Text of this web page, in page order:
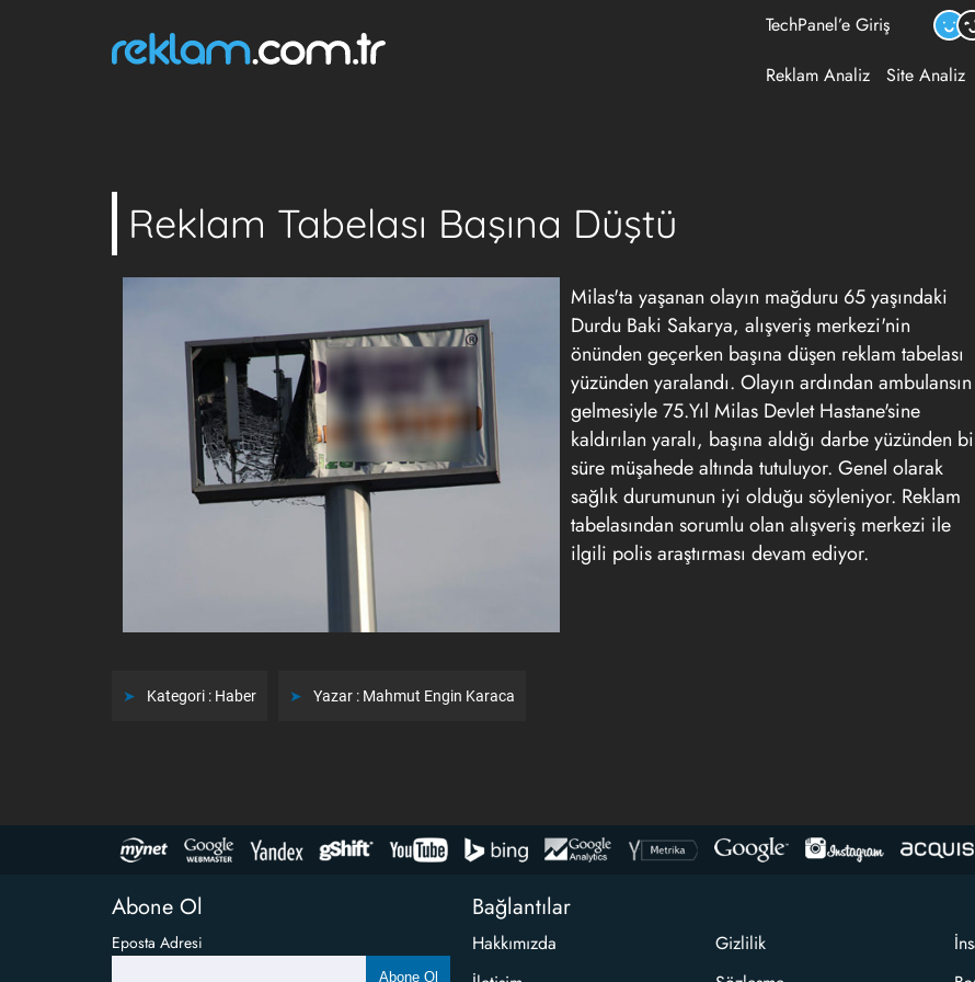
TechPanel’e Giriş
Reklam Analiz Site Analiz
Reklam Tabelası Başına Düştü
Milas'ta yaşanan olayın mağduru 65 yaşındaki
Durdu Baki Sakarya, alışveriş merkezi'nin
önünden geçerken başına düşen reklam tabelası
yüzünden yaralandı. Olayın ardından ambulansın
gelmesiyle 75.Yıl Milas Devlet Hastane'sine
kaldırılan yaralı, başına aldığı darbe yüzünden
süre müşahede altında tutuluyor. Genel olarak
sağlık durumunun iyi olduğu söyleniyor. Reklam
tabelasından sorumlu olan alışveriş merkezi ile
ilgili polis araştırması devam ediyor.
Kategori : Haber Yazar : Mahmut Engin Karaca
Abone Ol
Eposta Adresi
Abone Ol
Bağlantılar
Hakkımızda
Gizlilik